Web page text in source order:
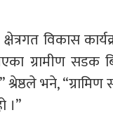
क्षेत्रगत विकास
ग्रामीण
श्रेष्ठले भने,
।”